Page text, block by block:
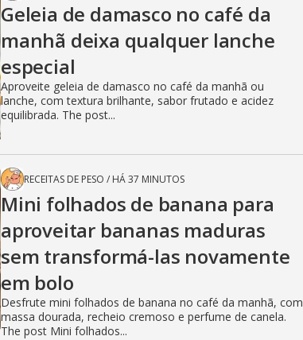
Geleia de damasco no café da
manhã deixa qualquer lanche
especial
Aproveite geleia de damasco no café da manhã ou
lanche, com textura brilhante, sabor frutado e acidez
equilibrada. The post...
RECEITAS DE PESO / HÁ 37 MINUTOS
Mini folhados de banana para
aproveitar bananas maduras
sem transformá-las novamente
em bolo
Desfrute mini folhados de banana no café da manhã, com
massa dourada, recheio cremoso e perfume de canela.
The post Mini folhados...